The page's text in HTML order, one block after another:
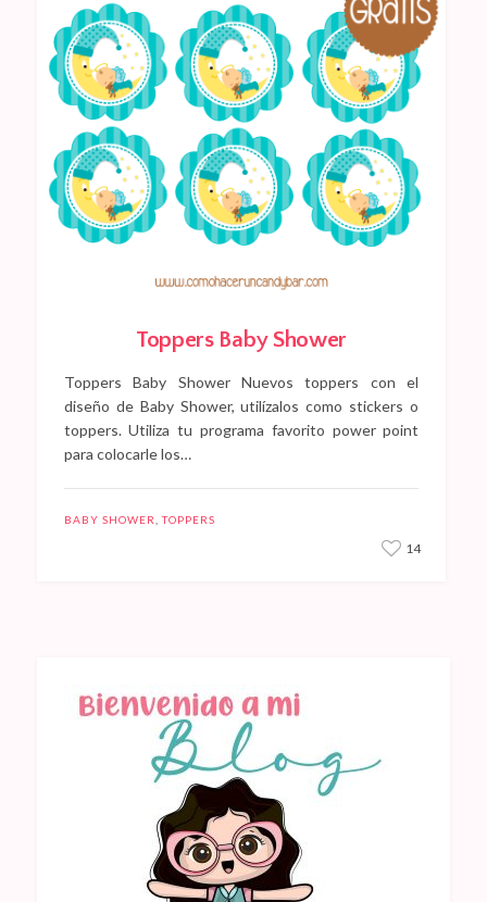
Toppers Baby Shower
Toppers Baby Shower Nuevos toppers con el
diseño de Baby Shower, utilízalos como stickers o
toppers. Utiliza tu programa favorito power point
para colocarle los…
BABY SHOWER ,TOPPERS
14